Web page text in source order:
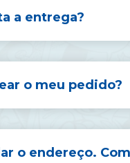
a entrega?
o meu pedido?
o endereço.